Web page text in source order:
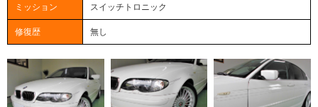
ミッション スイッチトロニック
修復歴 無し